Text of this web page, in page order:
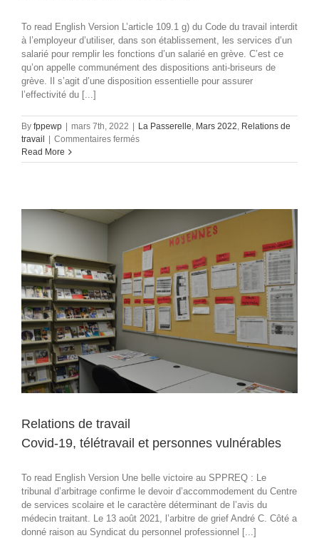
To read English Version L’article 109.1 g) du Code du travail interdit
à l’employeur d’utiliser, dans son établissement, les services d’un
salarié pour remplir les fonctions d’un salarié en grève. C’est ce
qu’on appelle communément des dispositions anti-briseurs de
grève. Il s’agit d’une disposition essentielle pour assurer
l’effectivité du [...]
By fppewp | mars 7th, 2022 | La Passerelle, Mars 2022, Relations de
travail | Commentaires ferméssur
de
évoluer
le
droit
:
10
ans
après
l’affaire
Journal
Québec
»,
de
notion
de
l’établissement
de
l’employeur.
Read More
Relations de travail
Covid-19, télétravail et personnes vulnérables
To read English Version Une belle victoire au SPPREQ : Le
tribunal d’arbitrage confirme le devoir d’accommodement du Centre
de services scolaire et le caractère déterminant de l’avis du
médecin traitant. Le 13 août 2021, l’arbitre de grief André C. Côté a
donné raison au Syndicat du personnel professionnel [...]